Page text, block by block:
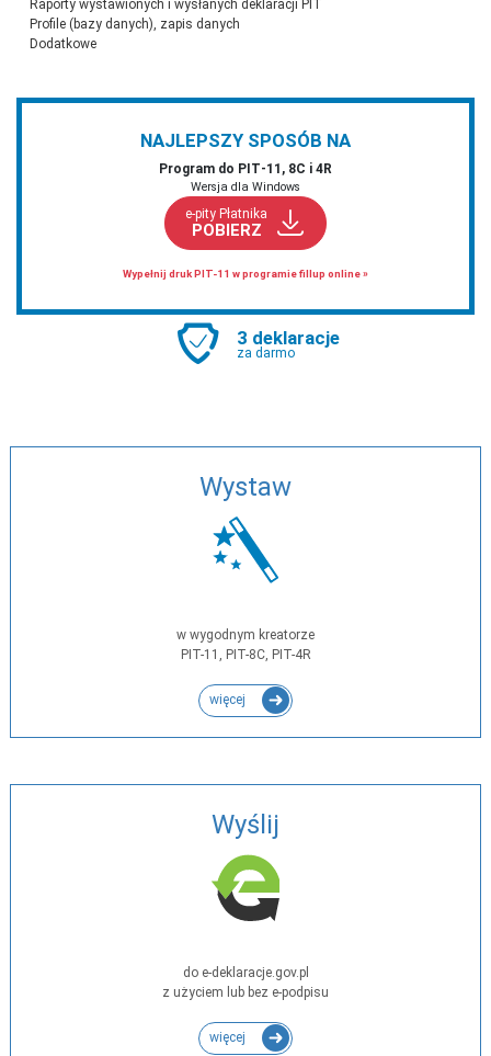
Raporty wystawionych i wysłanych deklaracji PIT
Profile (bazy danych), zapis danych
Dodatkowe
NAJLEPSZY SPOSÓB NA
Program do PIT‑11, 8C i 4R
Wersja dla Windows
e-pity Płatnika
POBIERZ
Wypełnij druk PIT-11 w programie fillup online »
3 deklaracje
za darmo
Wystaw
w wygodnym kreatorze
PIT-11, PIT-8C, PIT-4R
więcej
Wyślij
do e-deklaracje.gov.pl
z użyciem lub bez e-podpisu
więcej